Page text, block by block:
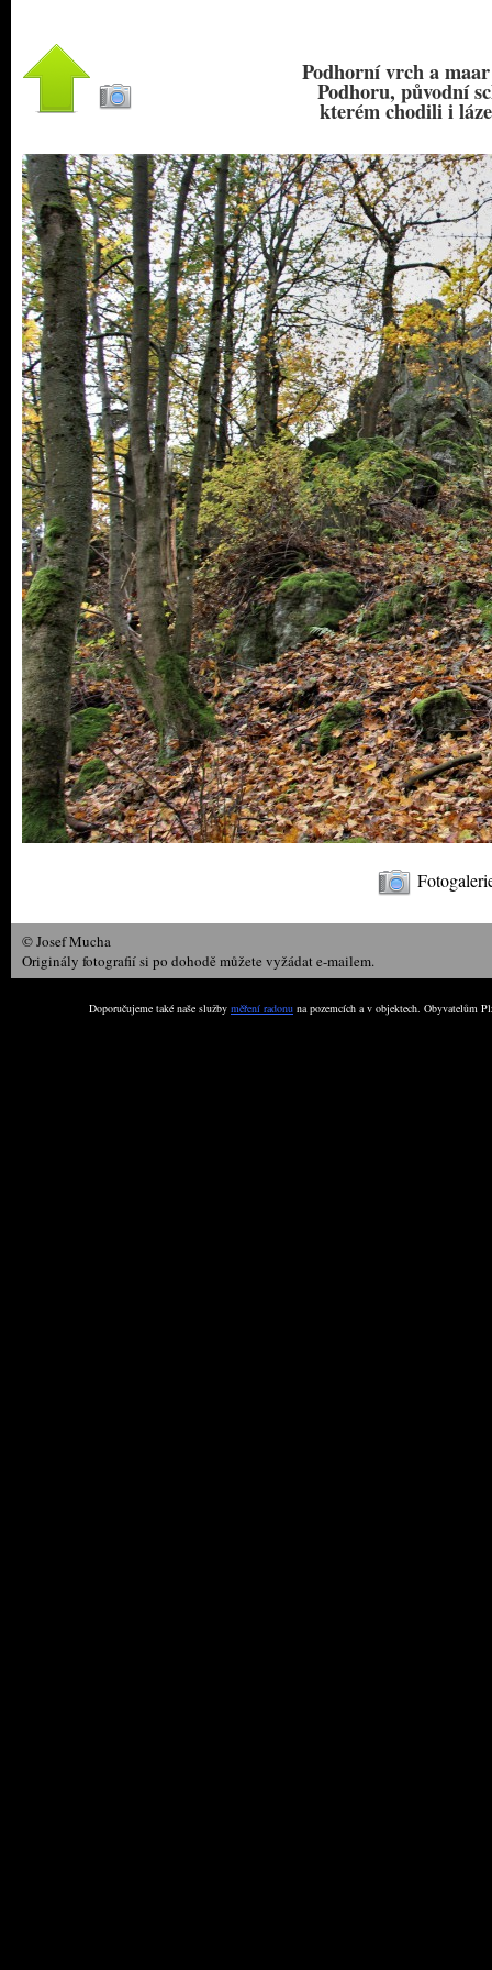
Podhorní vrch a
Podhoru, původní
kterém chodili i
© Josef Mucha
Originály fotografií si po dohodě můžete vyžádat e-mailem.
Doporučujeme také naše služby měření radonu na pozemcích a v objektech. Obyvatelům